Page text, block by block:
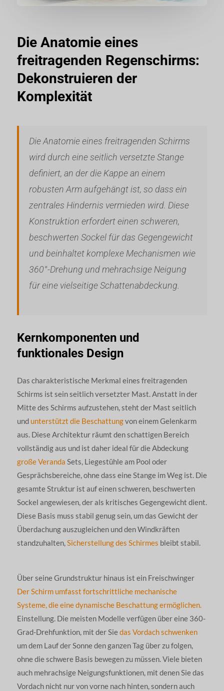
Die Anatomie eines
freitragenden Regenschirms:
Dekonstruieren der
Komplexität
Die Anatomie eines freitragenden Schirms
wird durch eine seitlich versetzte Stange
definiert, an der die Kappe an einem
robusten Arm aufgehängt ist, so dass ein
zentrales Hindernis vermieden wird. Diese
Konstruktion erfordert einen schweren,
beschwerten Sockel für das Gegengewicht
und beinhaltet komplexe Mechanismen wie
360°-Drehung und mehrachsige Neigung
für eine vielseitige Schattenabdeckung.
Kernkomponenten und
funktionales Design
Das charakteristische Merkmal eines freitragenden
Schirms ist sein seitlich versetzter Mast. Anstatt in der
Mitte des Schirms aufzustehen, steht der Mast seitlich
und unterstützt die Beschattungvon einem Gelenkarm
aus. Diese Architektur räumt den schattigen Bereich
vollständig aus und ist daher ideal für die Abdeckung
große Veranda Sets, Liegestühle am Pool oder
Gesprächsbereiche, ohne dass eine Stange im Weg ist. Die
gesamte Struktur ist auf einen schweren, beschwerten
Sockel angewiesen, der als kritisches Gegengewicht dient.
Diese Basis muss stabil genug sein, um das Gewicht der
Überdachung auszugleichen und den Windkräften
standzuhalten,Sicherstellung des Schirmes bleibt stabil.
Über seine Grundstruktur hinaus ist ein Freischwinger
Der Schirm umfasst fortschrittliche mechanische
Systeme, die eine dynamische Beschattung ermöglichen.
Einstellung. Die meisten Modelle verfügen über eine 360-
Grad-Drehfunktion, mit der Siedas Vordach schwenken
um dem Lauf der Sonne den ganzen Tag über zu folgen,
ohne die schwere Basis bewegen zu müssen. Viele bieten
auch mehrachsige Neigungsfunktionen, mit denen Sie das
Vordach nicht nur von vorne nach hinten, sondern auch